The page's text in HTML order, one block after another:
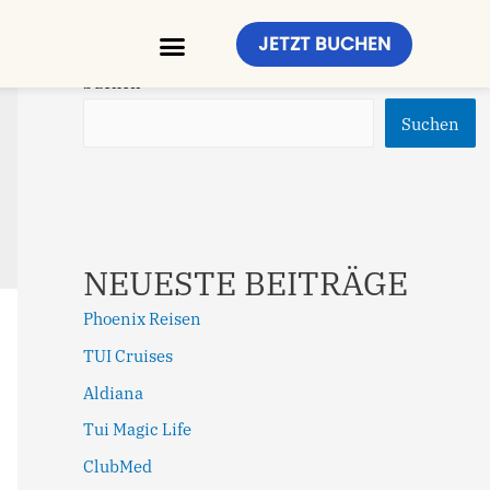
JETZT BUCHEN
Suchen
NEUESTE BEITRÄGE
Phoenix Reisen
TUI Cruises
Aldiana
Tui Magic Life
ClubMed